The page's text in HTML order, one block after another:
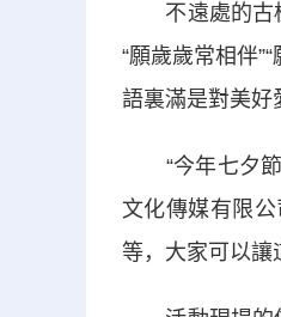
不遠處的古槐
“願歲歲常相伴
語裏滿是對美好
“今年七夕節
文化傳媒有限
等，大家可以讓